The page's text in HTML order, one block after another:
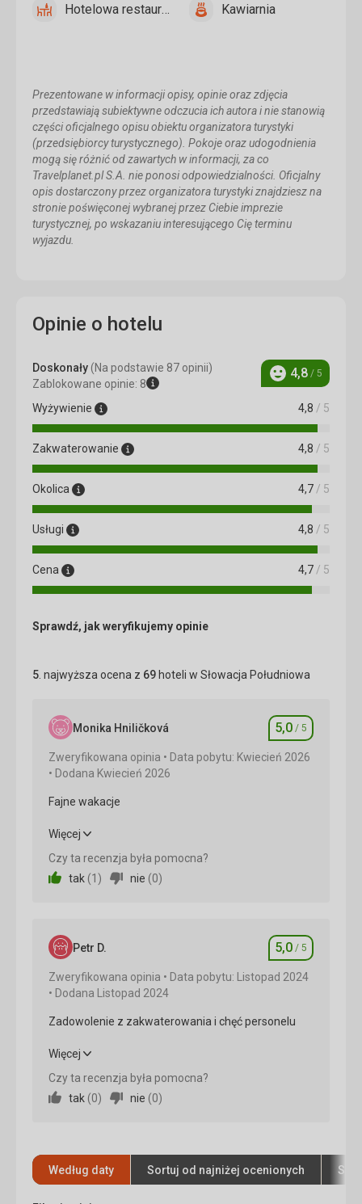
Prezentowane w informacji opisy, opinie oraz zdjęcia
przedstawiają subiektywne odczucia ich autora i nie stanowią
części oficjalnego opisu obiektu organizatora turystyki
(przedsiębiorcy turystycznego). Pokoje oraz udogodnienia
mogą się różnić od zawartych w informacji, za co
Travelplanet.pl S.A. nie ponosi odpowiedzialności. Oficjalny
opis dostarczony przez organizatora turystyki znajdziesz na
stronie poświęconej wybranej przez Ciebie imprezie
turystycznej, po wskazaniu interesującego Cię terminu
wyjazdu.
Hotelowa
Hotelowa restauracja
tak Kawiarnia
Kawiarnia
tak
Opinie o hotelu
Doskonały (Na podstawie 87 opinii)
Zablokowane opinie: 8
Ocena
4,8 / 5
Wyżywienie 4,8 / 5
Zakwaterowanie 4,8 / 5
Okolica 4,7 / 5
Usługi 4,8 / 5
Cena 4,7 / 5
Sprawdź, jak weryfikujemy opinie
5 . najwyższa ocena z 69 hoteli w Słowacja Południowa
Monika Hniličková Ocena
5,0 / 5
Zweryfikowana opinia
Data pobytu: Kwiecień 2026
Dodana Kwiecień 2026
Fajne wakacje
Fajne wakacje
Wyżywienie
Usługi 5,0/ 5
Cena
Jedzenie jest doskonałe
Usługi
Bardzo pomocna obsługa
Więcej
Czy ta recenzja była pomocna?
tak(1 ) nie (0)
Petr D. Ocena
5,0 / 5
Zweryfikowana opinia
Data pobytu: Listopad 2024
Dodana Listopad 2024
Zadowolenie z zakwaterowania i chęć personelu
Zadowolenie z zakwaterowania i chęć personelu
Wyżywienie
Usługi 5,0/ 5
Więcej
Czy ta recenzja była pomocna?
tak(0) nie (0)
Według daty Sortuj od najniżej ocenionych